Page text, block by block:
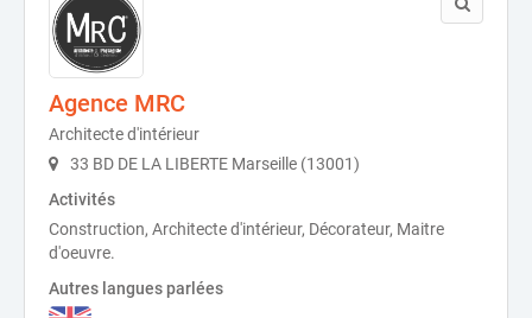
Agence MRC
Architecte d'intérieur
33 BD DE LA LIBERTE Marseille (13001)
Activités
Construction, Architecte d'intérieur, Décorateur, Maitre
d'oeuvre.
Autres langues parlées